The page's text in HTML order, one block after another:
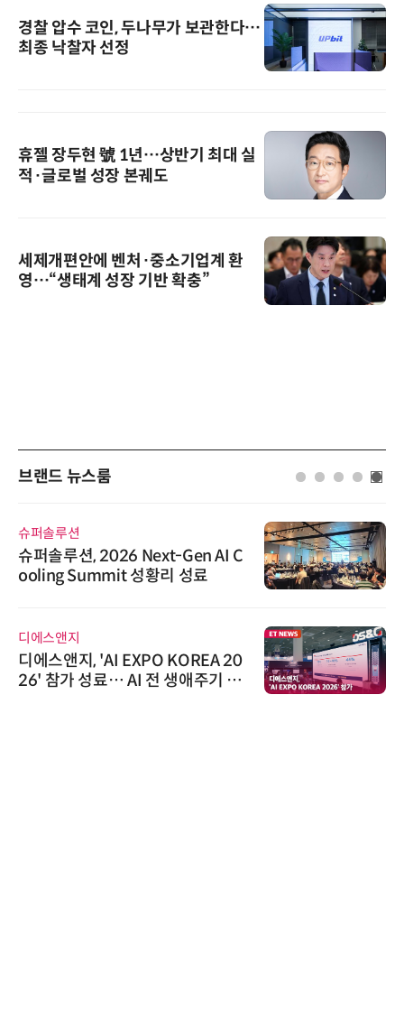
경찰 압수 코인, 두나무가 보관한다…
최종 낙찰자 선정
휴젤 장두현 號 1년…상반기 최대 실
적·글로벌 성장 본궤도
세제개편안에 벤처·중소기업계 환
영…“생태계 성장 기반 확충”
브랜드 뉴스룸
슈퍼솔루션
슈퍼솔루션, 2026 Next-Gen AI C
ooling Summit 성황리 성료
디에스앤지
디에스앤지, 'AI EXPO KOREA 20
26' 참가 성료… AI 전 생애주기 아